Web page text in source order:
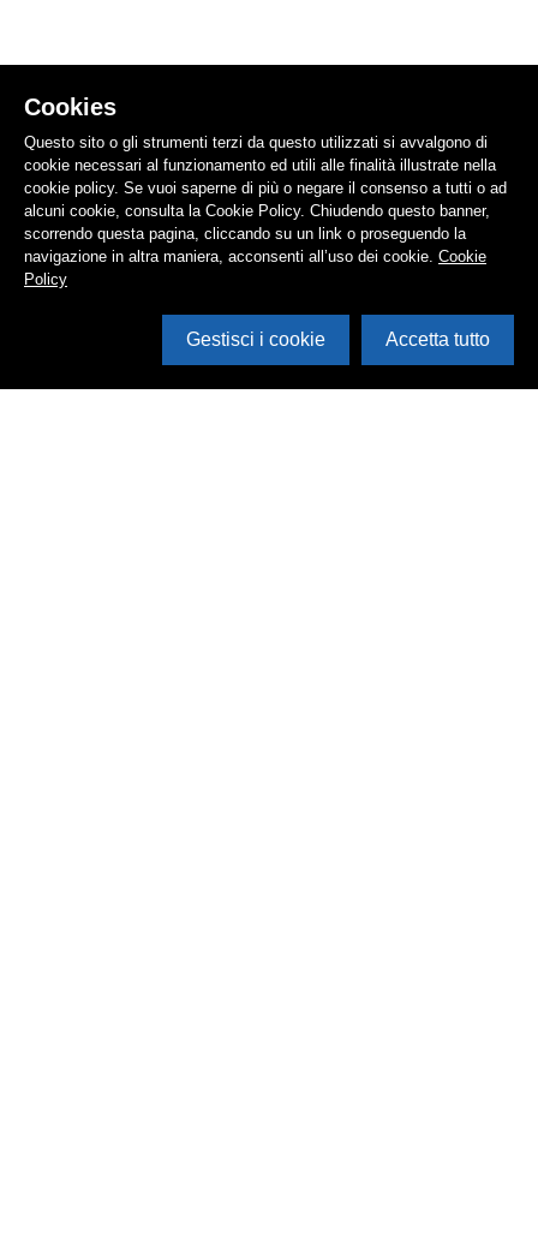
Cookies
Questo sito o gli strumenti terzi da questo utilizzati si avvalgono di
cookie necessari al funzionamento ed utili alle finalità illustrate nella
cookie policy. Se vuoi saperne di più o negare il consenso a tutti o ad
alcuni cookie, consulta la Cookie Policy. Chiudendo questo banner,
scorrendo questa pagina, cliccando su un link o proseguendo la
navigazione in altra maniera, acconsenti all’uso dei cookie. Cookie
Policy
Gestisci i cookie Accetta tutto